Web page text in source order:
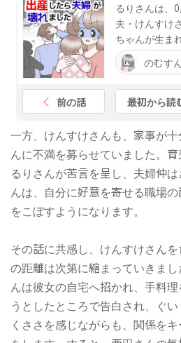
るりさんは、
夫・けんすけ
ちゃんが生ま
のむす
前の話 最初から読
一方、けんすけさんも、家事が
んに不満を募らせていました。
るりさんが苦言を呈し、夫婦仲
んは、自分に好意を寄せる職場
をこぼすようになります。
その話に共感し、けんすけさん
の距離は次第に縮まっていきま
んは彼女の自宅へ招かれ、手料
うとしたところで告白され、ぐ
くささを感じながらも、関係を